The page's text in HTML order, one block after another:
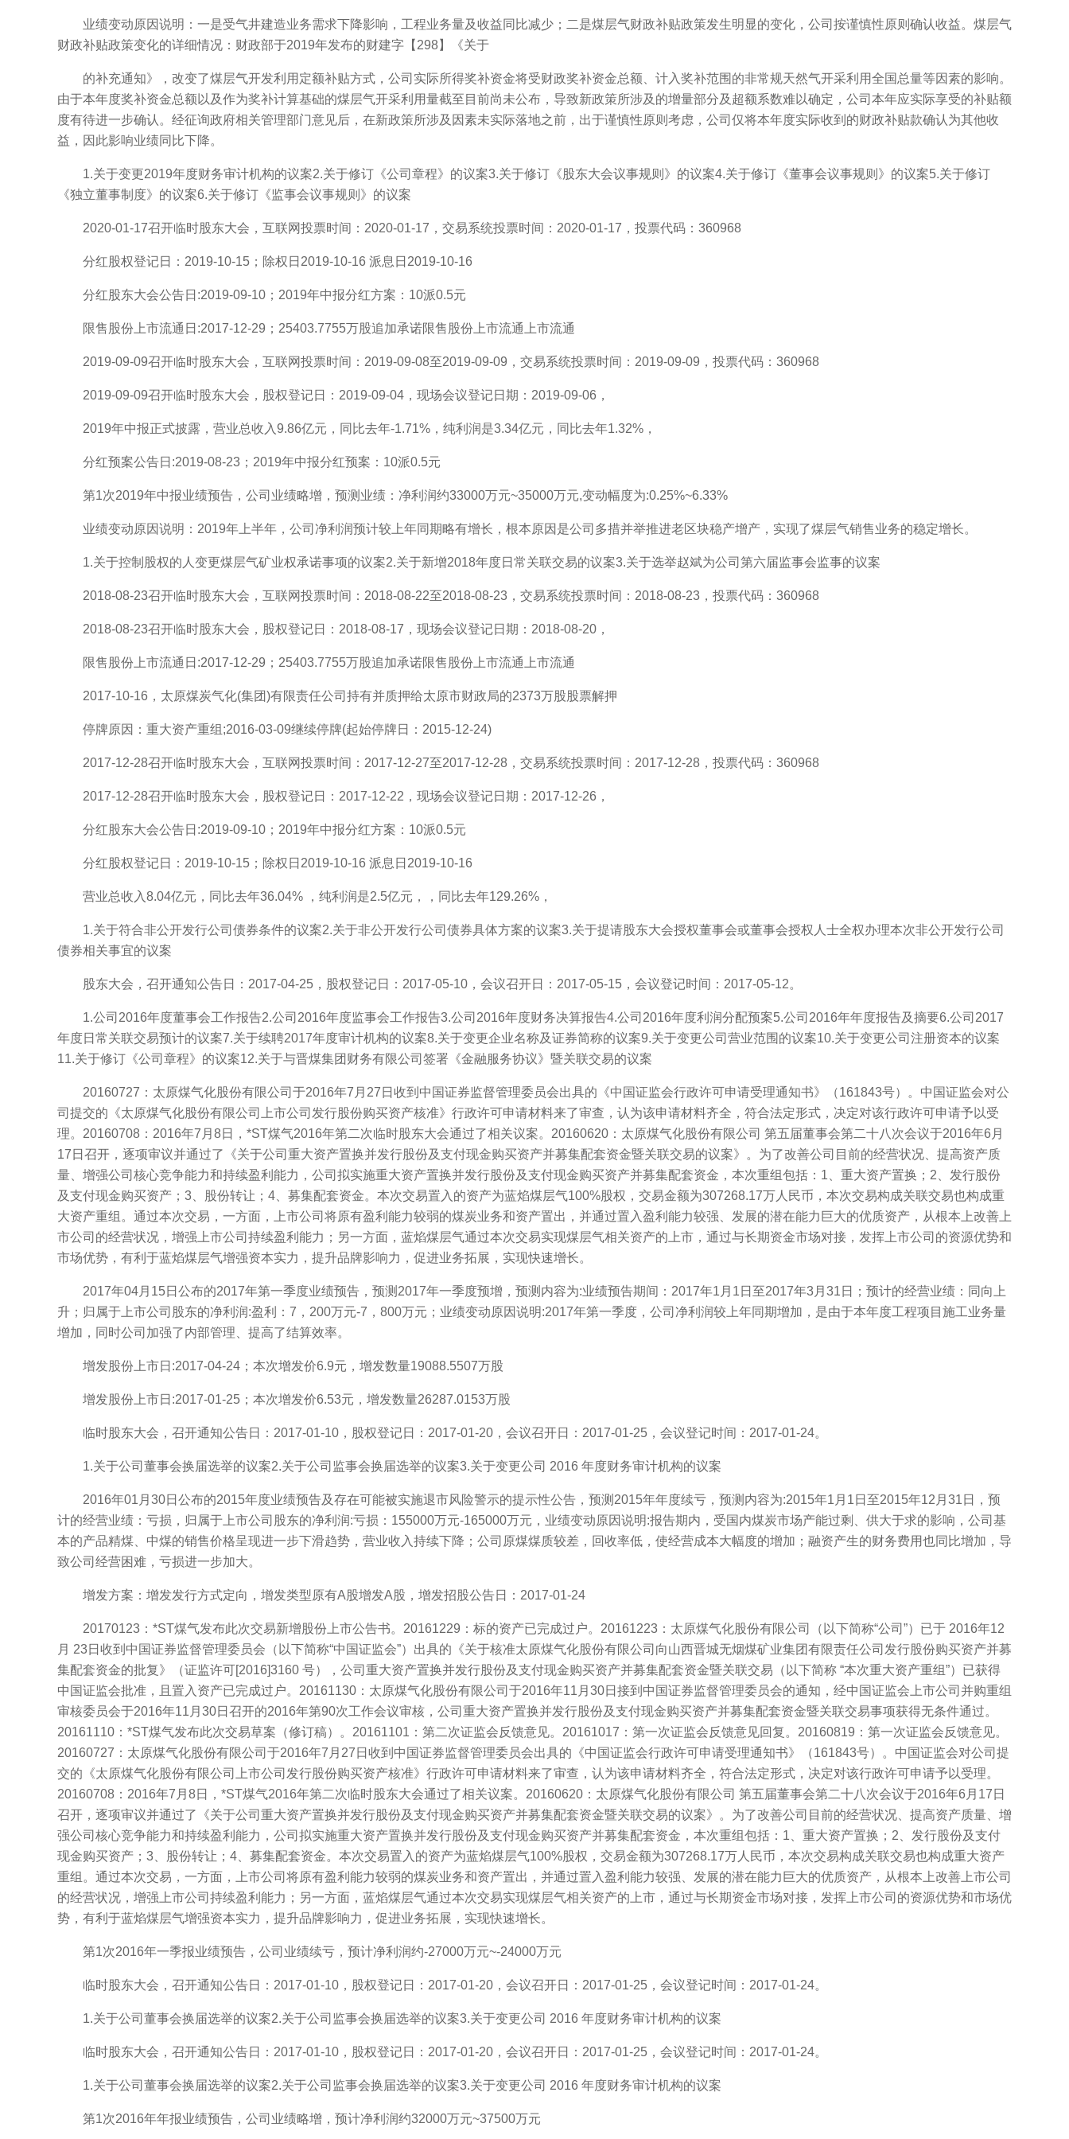
业绩变动原因说明：一是受气井建造业务需求下降影响，工程业务量及收益同比减少；二是煤层气财政补贴政策发生明显的变化，公司按谨慎性原则确认收益。煤层气
财政补贴政策变化的详细情况：财政部于2019年发布的财建字【298】《关于
的补充通知》，改变了煤层气开发利用定额补贴方式，公司实际所得奖补资金将受财政奖补资金总额、计入奖补范围的非常规天然气开采利用全国总量等因素的影响。
由于本年度奖补资金总额以及作为奖补计算基础的煤层气开采利用量截至目前尚未公布，导致新政策所涉及的增量部分及超额系数难以确定，公司本年应实际享受的补贴额
度有待进一步确认。经征询政府相关管理部门意见后，在新政策所涉及因素未实际落地之前，出于谨慎性原则考虑，公司仅将本年度实际收到的财政补贴款确认为其他收
益，因此影响业绩同比下降。
1.关于变更2019年度财务审计机构的议案2.关于修订《公司章程》的议案3.关于修订《股东大会议事规则》的议案4.关于修订《董事会议事规则》的议案5.关于修订
《独立董事制度》的议案6.关于修订《监事会议事规则》的议案
2020-01-17召开临时股东大会，互联网投票时间：2020-01-17，交易系统投票时间：2020-01-17，投票代码：360968
分红股权登记日：2019-10-15；除权日2019-10-16 派息日2019-10-16
分红股东大会公告日:2019-09-10；2019年中报分红方案：10派0.5元
限售股份上市流通日:2017-12-29；25403.7755万股追加承诺限售股份上市流通上市流通
2019-09-09召开临时股东大会，互联网投票时间：2019-09-08至2019-09-09，交易系统投票时间：2019-09-09，投票代码：360968
2019-09-09召开临时股东大会，股权登记日：2019-09-04，现场会议登记日期：2019-09-06，
2019年中报正式披露，营业总收入9.86亿元，同比去年-1.71%，纯利润是3.34亿元，同比去年1.32%，
分红预案公告日:2019-08-23；2019年中报分红预案：10派0.5元
第1次2019年中报业绩预告，公司业绩略增，预测业绩：净利润约33000万元~35000万元,变动幅度为:0.25%~6.33%
业绩变动原因说明：2019年上半年，公司净利润预计较上年同期略有增长，根本原因是公司多措并举推进老区块稳产增产，实现了煤层气销售业务的稳定增长。
1.关于控制股权的人变更煤层气矿业权承诺事项的议案2.关于新增2018年度日常关联交易的议案3.关于选举赵斌为公司第六届监事会监事的议案
2018-08-23召开临时股东大会，互联网投票时间：2018-08-22至2018-08-23，交易系统投票时间：2018-08-23，投票代码：360968
2018-08-23召开临时股东大会，股权登记日：2018-08-17，现场会议登记日期：2018-08-20，
限售股份上市流通日:2017-12-29；25403.7755万股追加承诺限售股份上市流通上市流通
2017-10-16，太原煤炭气化(集团)有限责任公司持有并质押给太原市财政局的2373万股股票解押
停牌原因：重大资产重组;2016-03-09继续停牌(起始停牌日：2015-12-24)
2017-12-28召开临时股东大会，互联网投票时间：2017-12-27至2017-12-28，交易系统投票时间：2017-12-28，投票代码：360968
2017-12-28召开临时股东大会，股权登记日：2017-12-22，现场会议登记日期：2017-12-26，
分红股东大会公告日:2019-09-10；2019年中报分红方案：10派0.5元
分红股权登记日：2019-10-15；除权日2019-10-16 派息日2019-10-16
营业总收入8.04亿元，同比去年36.04% ，纯利润是2.5亿元，，同比去年129.26%，
1.关于符合非公开发行公司债券条件的议案2.关于非公开发行公司债券具体方案的议案3.关于提请股东大会授权董事会或董事会授权人士全权办理本次非公开发行公司
债券相关事宜的议案
股东大会，召开通知公告日：2017-04-25，股权登记日：2017-05-10，会议召开日：2017-05-15，会议登记时间：2017-05-12。
1.公司2016年度董事会工作报告2.公司2016年度监事会工作报告3.公司2016年度财务决算报告4.公司2016年度利润分配预案5.公司2016年年度报告及摘要6.公司2017
年度日常关联交易预计的议案7.关于续聘2017年度审计机构的议案8.关于变更企业名称及证券简称的议案9.关于变更公司营业范围的议案10.关于变更公司注册资本的议案
11.关于修订《公司章程》的议案12.关于与晋煤集团财务有限公司签署《金融服务协议》暨关联交易的议案
20160727：太原煤气化股份有限公司于2016年7月27日收到中国证券监督管理委员会出具的《中国证监会行政许可申请受理通知书》（161843号）。中国证监会对公
司提交的《太原煤气化股份有限公司上市公司发行股份购买资产核准》行政许可申请材料来了审查，认为该申请材料齐全，符合法定形式，决定对该行政许可申请予以受
理。20160708：2016年7月8日，*ST煤气2016年第二次临时股东大会通过了相关议案。20160620：太原煤气化股份有限公司 第五届董事会第二十八次会议于2016年6月
17日召开，逐项审议并通过了《关于公司重大资产置换并发行股份及支付现金购买资产并募集配套资金暨关联交易的议案》。为了改善公司目前的经营状况、提高资产质
量、增强公司核心竞争能力和持续盈利能力，公司拟实施重大资产置换并发行股份及支付现金购买资产并募集配套资金，本次重组包括：1、重大资产置换；2、发行股份
及支付现金购买资产；3、股份转让；4、募集配套资金。本次交易置入的资产为蓝焰煤层气100%股权，交易金额为307268.17万人民币，本次交易构成关联交易也构成重
大资产重组。通过本次交易，一方面，上市公司将原有盈利能力较弱的煤炭业务和资产置出，并通过置入盈利能力较强、发展的潜在能力巨大的优质资产，从根本上改善上
市公司的经营状况，增强上市公司持续盈利能力；另一方面，蓝焰煤层气通过本次交易实现煤层气相关资产的上市，通过与长期资金市场对接，发挥上市公司的资源优势和
市场优势，有利于蓝焰煤层气增强资本实力，提升品牌影响力，促进业务拓展，实现快速增长。
2017年04月15日公布的2017年第一季度业绩预告，预测2017年一季度预增，预测内容为:业绩预告期间：2017年1月1日至2017年3月31日；预计的经营业绩：同向上
升；归属于上市公司股东的净利润:盈利：7，200万元-7，800万元；业绩变动原因说明:2017年第一季度，公司净利润较上年同期增加，是由于本年度工程项目施工业务量
增加，同时公司加强了内部管理、提高了结算效率。
增发股份上市日:2017-04-24；本次增发价6.9元，增发数量19088.5507万股
增发股份上市日:2017-01-25；本次增发价6.53元，增发数量26287.0153万股
临时股东大会，召开通知公告日：2017-01-10，股权登记日：2017-01-20，会议召开日：2017-01-25，会议登记时间：2017-01-24。
1.关于公司董事会换届选举的议案2.关于公司监事会换届选举的议案3.关于变更公司 2016 年度财务审计机构的议案
2016年01月30日公布的2015年度业绩预告及存在可能被实施退市风险警示的提示性公告，预测2015年年度续亏，预测内容为:2015年1月1日至2015年12月31日，预
计的经营业绩：亏损，归属于上市公司股东的净利润:亏损：155000万元-165000万元，业绩变动原因说明:报告期内，受国内煤炭市场产能过剩、供大于求的影响，公司基
本的产品精煤、中煤的销售价格呈现进一步下滑趋势，营业收入持续下降；公司原煤煤质较差，回收率低，使经营成本大幅度的增加；融资产生的财务费用也同比增加，导
致公司经营困难，亏损进一步加大。
增发方案：增发发行方式定向，增发类型原有A股增发A股，增发招股公告日：2017-01-24
20170123：*ST煤气发布此次交易新增股份上市公告书。20161229：标的资产已完成过户。20161223：太原煤气化股份有限公司（以下简称“公司”）已于 2016年12
月 23日收到中国证券监督管理委员会（以下简称“中国证监会”）出具的《关于核准太原煤气化股份有限公司向山西晋城无烟煤矿业集团有限责任公司发行股份购买资产并募
集配套资金的批复》（证监许可[2016]3160 号），公司重大资产置换并发行股份及支付现金购买资产并募集配套资金暨关联交易（以下简称 “本次重大资产重组”）已获得
中国证监会批准，且置入资产已完成过户。20161130：太原煤气化股份有限公司于2016年11月30日接到中国证券监督管理委员会的通知，经中国证监会上市公司并购重组
审核委员会于2016年11月30日召开的2016年第90次工作会议审核，公司重大资产置换并发行股份及支付现金购买资产并募集配套资金暨关联交易事项获得无条件通过。
20161110：*ST煤气发布此次交易草案（修订稿）。20161101：第二次证监会反馈意见。20161017：第一次证监会反馈意见回复。20160819：第一次证监会反馈意见。
20160727：太原煤气化股份有限公司于2016年7月27日收到中国证券监督管理委员会出具的《中国证监会行政许可申请受理通知书》（161843号）。中国证监会对公司提
交的《太原煤气化股份有限公司上市公司发行股份购买资产核准》行政许可申请材料来了审查，认为该申请材料齐全，符合法定形式，决定对该行政许可申请予以受理。
20160708：2016年7月8日，*ST煤气2016年第二次临时股东大会通过了相关议案。20160620：太原煤气化股份有限公司 第五届董事会第二十八次会议于2016年6月17日
召开，逐项审议并通过了《关于公司重大资产置换并发行股份及支付现金购买资产并募集配套资金暨关联交易的议案》。为了改善公司目前的经营状况、提高资产质量、增
强公司核心竞争能力和持续盈利能力，公司拟实施重大资产置换并发行股份及支付现金购买资产并募集配套资金，本次重组包括：1、重大资产置换；2、发行股份及支付
现金购买资产；3、股份转让；4、募集配套资金。本次交易置入的资产为蓝焰煤层气100%股权，交易金额为307268.17万人民币，本次交易构成关联交易也构成重大资产
重组。通过本次交易，一方面，上市公司将原有盈利能力较弱的煤炭业务和资产置出，并通过置入盈利能力较强、发展的潜在能力巨大的优质资产，从根本上改善上市公司
的经营状况，增强上市公司持续盈利能力；另一方面，蓝焰煤层气通过本次交易实现煤层气相关资产的上市，通过与长期资金市场对接，发挥上市公司的资源优势和市场优
势，有利于蓝焰煤层气增强资本实力，提升品牌影响力，促进业务拓展，实现快速增长。
第1次2016年一季报业绩预告，公司业绩续亏，预计净利润约-27000万元~-24000万元
临时股东大会，召开通知公告日：2017-01-10，股权登记日：2017-01-20，会议召开日：2017-01-25，会议登记时间：2017-01-24。
1.关于公司董事会换届选举的议案2.关于公司监事会换届选举的议案3.关于变更公司 2016 年度财务审计机构的议案
临时股东大会，召开通知公告日：2017-01-10，股权登记日：2017-01-20，会议召开日：2017-01-25，会议登记时间：2017-01-24。
1.关于公司董事会换届选举的议案2.关于公司监事会换届选举的议案3.关于变更公司 2016 年度财务审计机构的议案
第1次2016年年报业绩预告，公司业绩略增，预计净利润约32000万元~37500万元